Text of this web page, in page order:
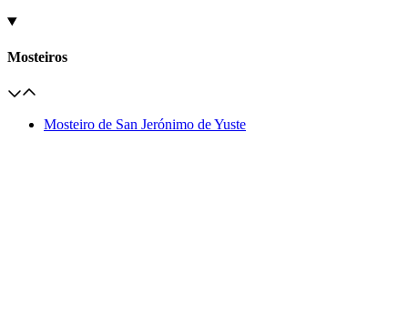
Mosteiros
Mosteiro de San Jerónimo de Yuste